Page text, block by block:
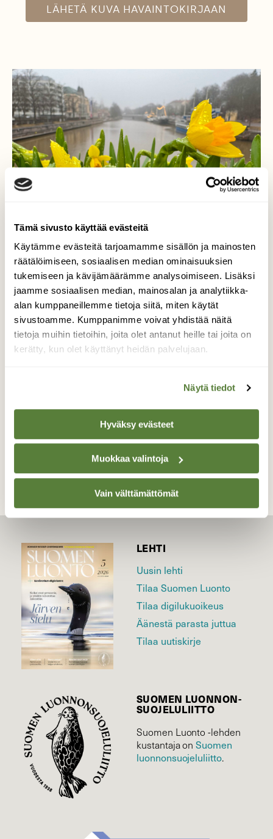
Tämä sivusto käyttää evästeitä
Käytämme evästeitä tarjoamamme sisällön ja mainosten
räätälöimiseen, sosiaalisen median ominaisuuksien
tukemiseen ja kävijämäärämme analysoimiseen. Lisäksi
jaamme sosiaalisen median, mainosalan ja analytiikka-
alan kumppaneillemme tietoja siitä, miten käytät
sivustoamme. Kumppanimme voivat yhdistää näitä
tietoja muihin tietoihin, joita olet antanut heille tai joita on
kerätty, kun olet käyttänyt heidän palvelujaan.
Näytä tiedot
Hyväksy evästeet
Muokkaa valintoja
Vain välttämättömät
LÄHETÄ KUVA HAVAINTOKIRJAAN
Suttuinen aamu
Suttuinen harmaa tihkusateinen aamu
Aurajoella 25.3.2026 Turku
Valokuvaaja: Juhani Peltonen, Turku 25.3.2026
LEHTI
Uusin lehti
Tilaa Suomen Luonto
Tilaa digilukuoikeus
Äänestä parasta juttua
Tilaa uutiskirje
SUOMEN LUONNON­
SUOJELU­LIITTO
Suomen Luonto -lehden
kustantaja onSuomen
luonnonsuojelu­liitto.